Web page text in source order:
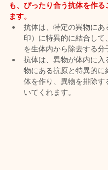
も、ぴったり合う抗体を作る
ます。
抗体は、特定の異物にあ
印）に特異的に結合して
を生体内から除去する分
抗体は、異物が体内に入
物にある抗原と特異的に
体を作り、異物を排除す
いてくれます。